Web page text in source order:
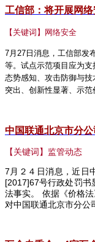
工信部：将开展网
【关键词】网络安全
7 月 27日消息，工信部发
等。试点示范项目应为
态势感知、攻击防御与
突出、创新性显著、示范
中国联通北京市分
【关键词】监管动态
7 月２４日消息，近日
[2017]67号行政处罚书
法事实。 依据《价格
对中国联通北京市分公